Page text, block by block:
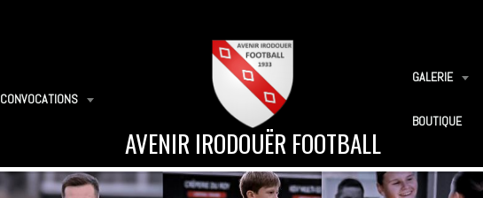
CONVOCATIONS
AVENIR IRODOUËR FOOTBALL
GALERIE
BOUTIQUE